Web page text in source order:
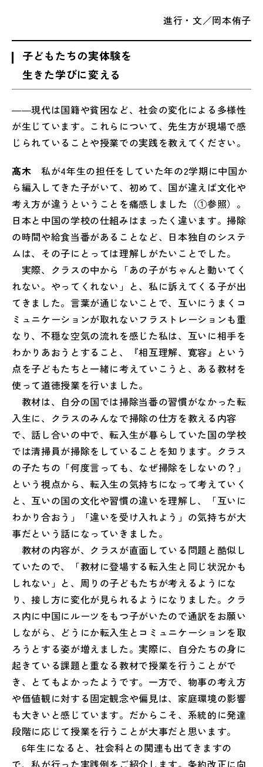
進行・文／岡本侑子
子どもたちの実体験を
生きた学びに変える
――現代は国籍や貧困など、社会の変化による多様性
が生じています。これらについて、先生方が現場で感
じられていることや授業での実践を教えてください。
髙木 私が4年生の担任をしていた年の2学期に中国か
ら編入してきた子がいて、初めて、国が違えば文化や
考え方が違うということを痛感しました（①参照）。
日本と中国の学校の仕組みはまったく違います。掃除
の時間や給食当番があることなど、日本独自のシステ
ムは、その子にとっては理解しがたいことでした。
実際、クラスの中から「あの子がちゃんと動いてく
れない。やってくれない」と、私に訴えてくる子が出
てきました。言葉が通じないことで、互いにうまくコ
ミュニケーションが取れないフラストレーションも重
なり、不穏な空気の流れを感じた私は、互いに相手を
わかりあおうとすること、『相互理解、寛容』という
点を子どもたちと一緒に考えていこうと、ある教材を
使って道徳授業を行いました。
教材は、自分の国では掃除当番の習慣がなかった転
入生に、クラスのみんなで掃除の仕方を教える内容
で、話し合いの中で、転入生が暮らしていた国の学校
では清掃員が掃除をしていることを知ります。クラス
の子たちの「何度言っても、なぜ掃除をしないの？」
という視点から、転入生の気持ちになって考えていく
と、互いの国の文化や習慣の違いを理解し、「互いに
わかり合おう」「違いを受け入れよう」の気持ちが大
事だという話になっていきました。
教材の内容が、クラスが直面している問題と酷似し
ていたので、「教材に登場する転入生と同じ状況かも
しれない」と、周りの子どもたちが考えるようにな
り、接し方に変化が見られるようになりました。クラ
ス内に中国にルーツをもつ子がいたので通訳をお願い
しながら、どうにか転入生とコミュニケーションを取
ろうとする姿が増えました。実際に、自分たちの身に
起きている課題と重なる教材で授業を行うことがで
き、とてもよかったようです。一方で、物事の考え方
や価値観に対する固定観念や偏見は、家庭環境の影響
も大きいと感じています。だからこそ、系統的に発達
段階に応じて授業を行うことが大事だと思います。
6年生になると、社会科との関連も出てきますの
で、私が行った実践例をご紹介します。条約改正に向